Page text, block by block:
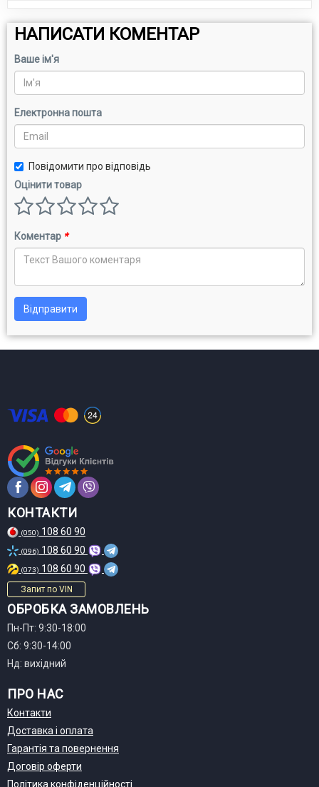
НАПИСАТИ КОМЕНТАР
Ваше ім'я
Електронна пошта
Повідомити про відповідь
Оцінити товар
Коментар *
Відправити
КОНТАКТИ
(050) 108 60 90
(096) 108 60 90
(073) 108 60 90
Запит по VIN
ОБРОБКА ЗАМОВЛЕНЬ
Пн-Пт: 9:30-18:00
Сб: 9:30-14:00
Нд: вихідний
ПРО НАС
Контакти
Доставка і оплата
Гарантія та повернення
Договір оферти
Політика конфіденційності